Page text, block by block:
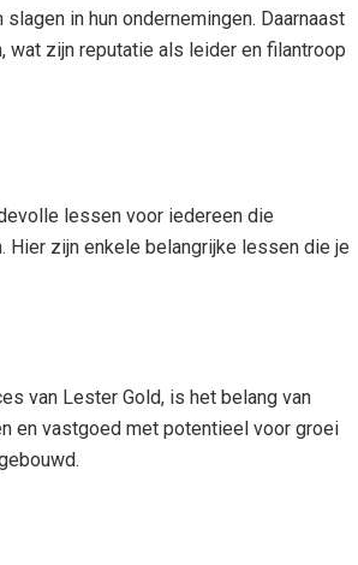
in hun ondernemingen. Daarnaast
zijn reputatie als leider en filantroop
lessen voor iedereen die
zijn enkele belangrijke lessen die je
van Lester Gold, is het belang van
en vastgoed met potentieel voor groei